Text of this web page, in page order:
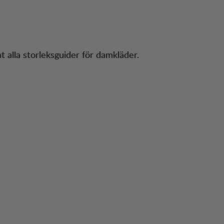
alla storleksguider för damkläder.